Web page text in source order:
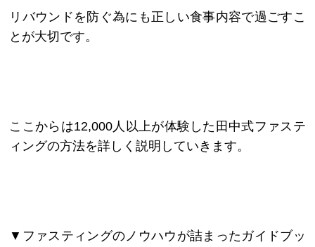
リバウンドを防ぐ為にも正しい食事内容で過ごすこ
とが大切です。
ここからは12,000人以上が体験した田中式ファステ
ィングの方法を詳しく説明していきます。
▼ファスティングのノウハウが詰まったガイドブッ